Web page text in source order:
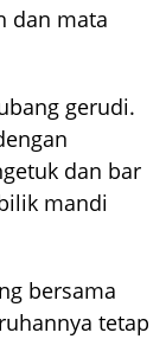
dan mata
gerudi.
dan bar
mandi
bersama
tetap